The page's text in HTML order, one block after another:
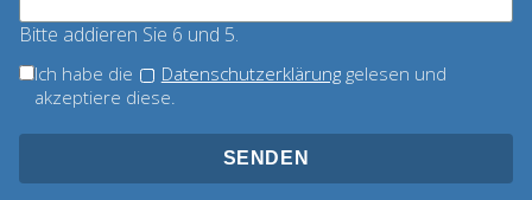
Bitte addieren Sie 6 und 5.
Ich habe die Datenschutzerklärunggelesen und
akzeptiere diese.
SENDEN